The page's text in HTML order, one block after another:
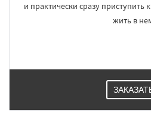
и практически сразу приступить
жить в